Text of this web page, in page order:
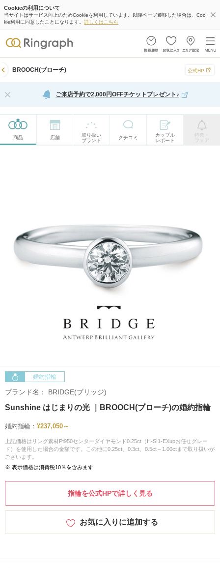
Cookieの利用について
当サイトはサービス向上のためCookieを利用しています。以降ページ遷移した場合は、Coo
kie利用に同意したことになります。 詳しくはこちら
BROOCH(ブローチ) 公式HP
ご来店予約で2,000円OFFチケットプレゼント♪
商品 店舗
取り扱い
ブランド
クチコミ
カップル
レポート
特典・
フェア
婚約指輪
ブランド名： BRIDGE(ブリッジ)
Sunshine はじまりの光 ｜BROOCH(ブローチ)の婚約指輪
婚約指輪： ¥237,050～
上記価格はリング素材Pt950センターダイヤモンド0.25ct（H-SI1-EXupお任せグレー
ド）を使用した場合の金額です。この他に0.25ct、0.3ct、0.5ct～1.00ctまで取り扱いが
ございます。
※ 表示価格は消費税10％を含みます
指輪を公式HPで詳しく見る
お気に入りに追加する